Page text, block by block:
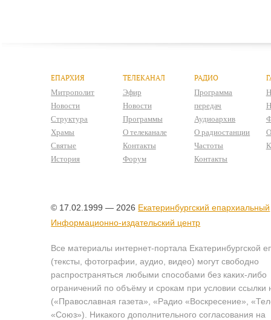
ЕПАРХИЯ
Митрополит
Новости
Структура
Храмы
Святые
История
ТЕЛЕКАНАЛ
Эфир
Новости
Программы
О телеканале
Контакты
Форум
РАДИО
Программа
передач
Аудиоархив
О радиостанции
Частоты
Контакты
© 17.02.1999 — 2026 Екатеринбургский епархиальный
Информационно-издательский центр
Все материалы интернет-портала Екатеринбургской
(тексты, фотографии, аудио, видео) могут свободно
распространяться любыми способами без каких-либо
ограничений по объёму и срокам при условии ссылки
(«Православная газета», «Радио «Воскресение»,
«Союз»). Никакого дополнительного согласования на